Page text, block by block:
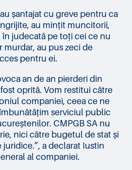
șantajat cu greve pentru ca
au mințit muncitorii,
judecată pe toți cei ce nu
au pus zeci de
pentru ei.
an de an pierderi din
oprită. Vom restitui către
companiei, ceea ce ne
serviciul public
CMPGB SA nu
nici către bugetul de stat și
a declarat Iustin
al companiei.